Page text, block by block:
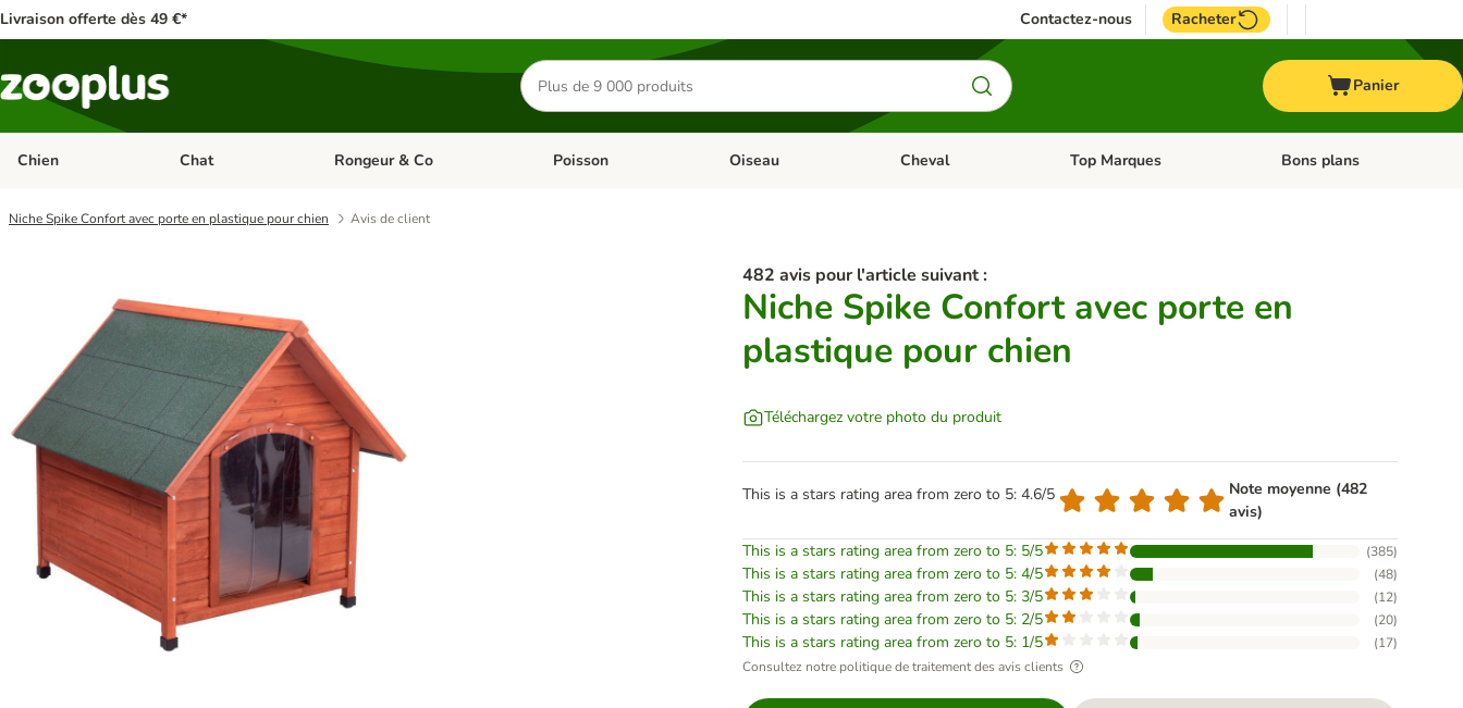
Livraison offerte dès 49 €* Contactez-nous Racheter
Rechercher
des
produits
Panier
Chien Dérouler les catégories: Chien
Chat Dérouler les catégories: Chat
Rongeur & Co Dérouler les catégories: Rongeur & Co
Poisson Dérouler les catégories: Poisson
Oiseau Dérouler les catégories: Oiseau
Cheval Dérouler les catégories: Cheval
Top Marques Dérouler les catégories: Top
Bons plans
Niche Spike Confort avec porte en plastique pour chien Avis de client
482 avis pour l'article suivant :
Niche Spike Confort avec porte en
plastique pour chien
Téléchargez votre photo du produit
This is a stars rating area from zero to 5: 4.6/5
Note moyenne (482
avis)
This is a stars rating area from zero to 5: 5/5
(385)
This is a stars rating area from zero to 5: 4/5 (48)
This is a stars rating area from zero to 5: 3/5 (12)
This is a stars rating area from zero to 5: 2/5 (20)
This is a stars rating area from zero to 5: 1/5 (17)
Consultez notre politique de traitement des avis clients